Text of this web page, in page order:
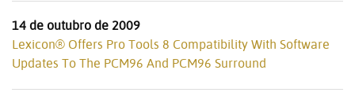
14 de outubro de 2009
Lexicon® Offers Pro Tools 8 Compatibility With Software
Updates To The PCM96 And PCM96 Surround